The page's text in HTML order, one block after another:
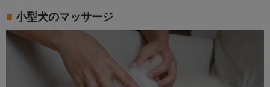
小型犬のマッサージ